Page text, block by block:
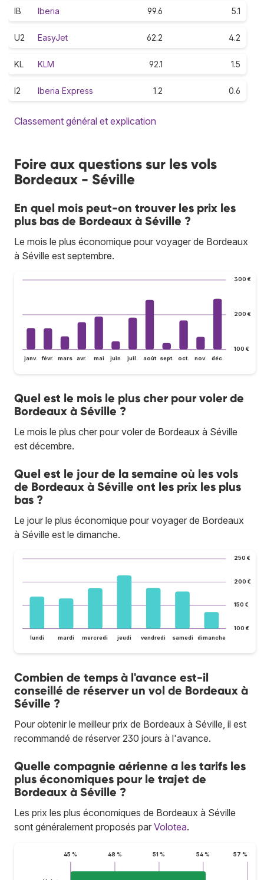
IB Iberia 99.6 5.1
U2 EasyJet 62.2 4.2
KL KLM 92.1 1.5
I2 Iberia Express 1.2 0.6
Classement général et explication
Foire aux questions sur les vols
Bordeaux - Séville
En quel mois peut-on trouver les prix les
plus bas de Bordeaux à Séville ?
Le mois le plus économique pour voyager de Bordeaux
à Séville est septembre.
100 €
200 €
300 €
janv. févr. mars avr. mai juin juil. août sept. oct. nov. déc.
Quel est le mois le plus cher pour voler de
Bordeaux à Séville ?
Le mois le plus cher pour voler de Bordeaux à Séville
est décembre.
Quel est le jour de la semaine où les vols
de Bordeaux à Séville ont les prix les plus
bas ?
Le jour le plus économique pour voyager de Bordeaux
à Séville est le dimanche.
100 €
150 €
200 €
250 €
lundi mardi mercredi jeudi vendredi samedi dimanche
Combien de temps à l'avance est-il
conseillé de réserver un vol de Bordeaux à
Séville ?
Pour obtenir le meilleur prix de Bordeaux à Séville, il est
recommandé de réserver 230 jours à l'avance.
Quelle compagnie aérienne a les tarifs les
plus économiques pour le trajet de
Bordeaux à Séville ?
Les prix les plus économiques de Bordeaux à Séville
sont généralement proposés par Volotea.
45 % 48 % 51 % 54 % 57 %